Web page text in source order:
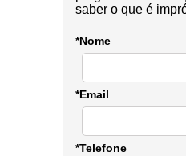
saber o que é
*Nome
*Email
*Telefone